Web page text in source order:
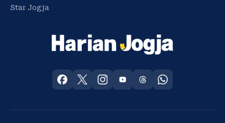
Star Jogja